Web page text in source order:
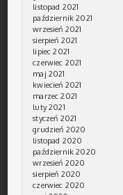
listopad 2021
październik 2021
wrzesień 2021
sierpień 2021
lipiec 2021
czerwiec 2021
maj 2021
kwiecień 2021
marzec 2021
luty 2021
styczeń 2021
grudzień 2020
listopad 2020
październik 2020
wrzesień 2020
sierpień 2020
czerwiec 2020